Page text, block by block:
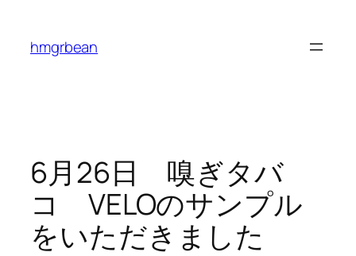
hmgrbean
6月26日 嗅ぎタバ
コ VELOのサンプル
をいただきました